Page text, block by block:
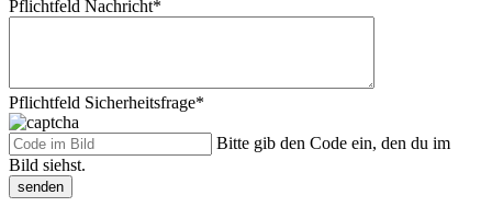
Pflichtfeld Nachricht*
Pflichtfeld Sicherheitsfrage*
Bitte gib den Code ein, den du im
Bild siehst.
senden